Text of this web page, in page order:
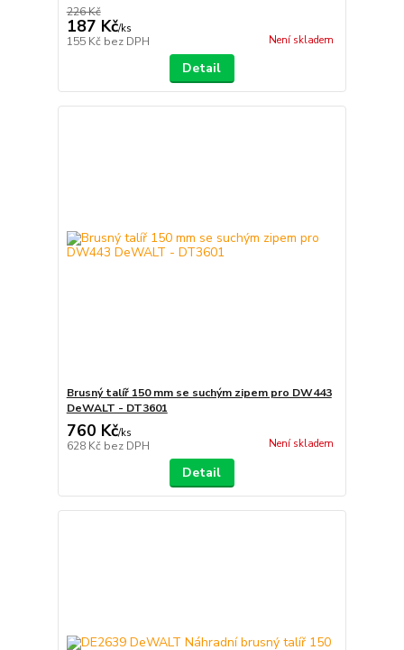
226 Kč
187 Kč/ks
155 Kč bez DPH Není skladem
Detail
Brusný talíř 150 mm se suchým zipem pro DW443
DeWALT - DT3601
760 Kč/ks
628 Kč bez DPH Není skladem
Detail